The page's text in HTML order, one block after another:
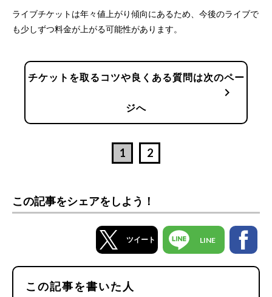
ライブチケットは年々値上がり傾向にあるため、今後のライブで
も少しずつ料金が上がる可能性があります。
チケットを取るコツや良くある質問は次のペー
ジへ
chevron_right
1 2
この記事をシェアをしよう！
ツイート LINE
この記事を書いた人